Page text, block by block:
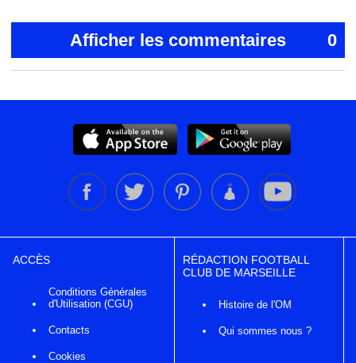
Afficher les commentaires 0
ACCÈS
Conditions Générales
d'Utilisation (CGU)
Contacts
Cookies
RÉDACTION FOOTBALL
CLUB DE MARSEILLE
Histoire de l'OM
Qui sommes nous ?